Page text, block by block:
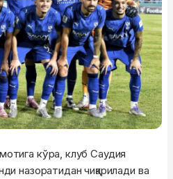
кўра, клуб Саудия
назоратидан чиқарилади ва